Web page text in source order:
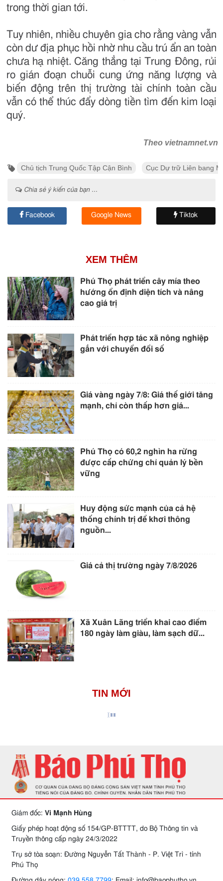
trong thời gian tới.
Tuy nhiên, nhiều chuyên gia cho rằng vàng vẫn
còn dư địa phục hồi nhờ nhu cầu trú ẩn an toàn
chưa hạ nhiệt. Căng thẳng tại Trung Đông, rủi
ro gián đoạn chuỗi cung ứng năng lượng và
biến động trên thị trường tài chính toàn cầu
vẫn có thể thúc đẩy dòng tiền tìm đến kim loại
quý.
Theo vietnamnet.vn
Chủ tịch Trung Quốc Tập Cận Bình Cục Dự trữ Liên bang
Chia sẻ ý kiến của bạn ...
Facebook Google News Tiktok
XEM THÊM
Phú Thọ phát triển cây mía theo
hướng ổn định diện tích và nâng
cao giá trị
Phát triển hợp tác xã nông nghiệp
gắn với chuyển đổi số
Giá vàng ngày 7/8: Giá thế giới tăng
mạnh, chỉ còn thấp hơn giá...
Phú Thọ có 60,2 nghìn ha rừng
được cấp chứng chỉ quản lý bền
vững
Huy động sức mạnh của cả hệ
thống chính trị để khơi thông
nguồn...
Giá cả thị trường ngày 7/8/2026
Xã Xuân Lãng triển khai cao điểm
180 ngày làm giàu, làm sạch dữ...
TIN MỚI
Giám đốc: Vi Mạnh Hùng
Giấy phép hoạt động số 154/GP-BTTTT, do Bộ Thông tin và
Truyền thông cấp ngày 24/3/2022
Trụ sở tòa soạn: Đường Nguyễn Tất Thành - P. Việt Trì - tỉnh
Phú Thọ